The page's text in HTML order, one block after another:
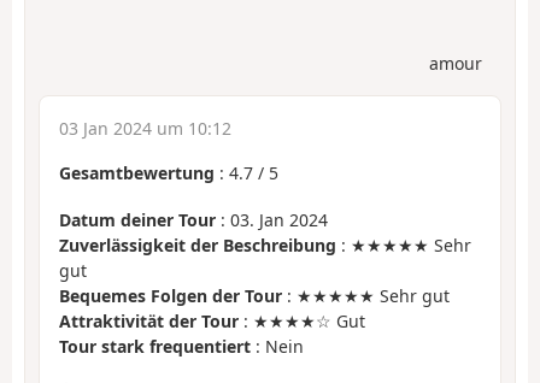
amour
03 Jan 2024 um 10:12
Gesamtbewertung : 4.7 / 5
Datum deiner Tour : 03. Jan 2024
Zuverlässigkeit der Beschreibung : ★★★★★ Sehr
gut
Bequemes Folgen der Tour : ★★★★★ Sehr gut
Attraktivität der Tour : ★★★★☆ Gut
Tour stark frequentiert : Nein